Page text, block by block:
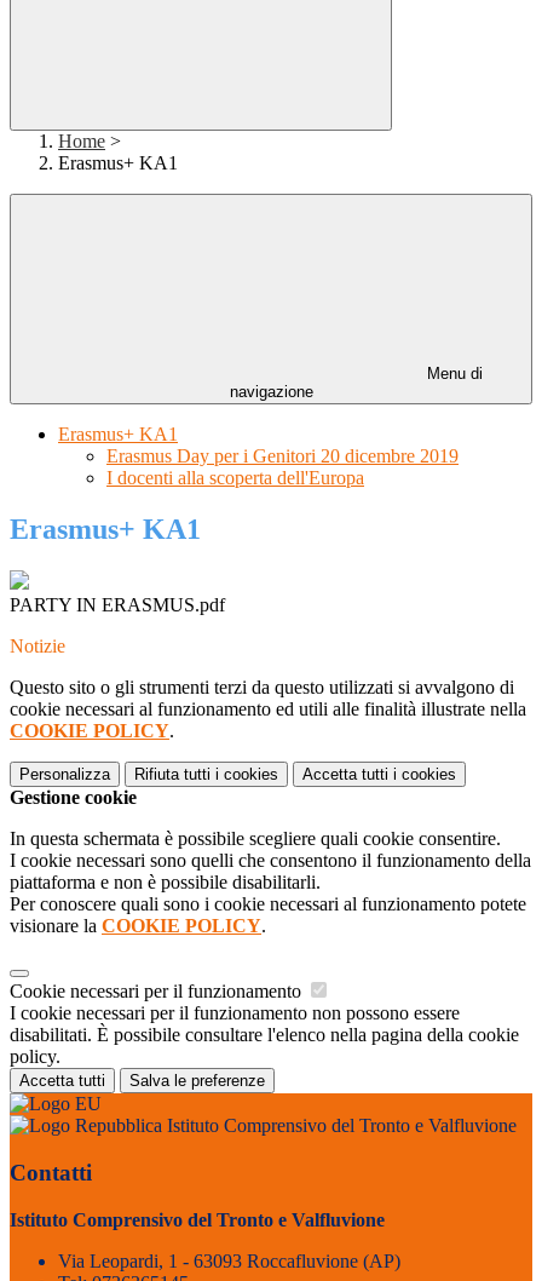
Home >
Erasmus+ KA1
Menu di
navigazione
Erasmus+ KA1
Erasmus Day per i Genitori 20 dicembre 2019
I docenti alla scoperta dell'Europa
Erasmus+ KA1
PARTY IN ERASMUS.pdf
Notizie
Questo sito o gli strumenti terzi da questo utilizzati si avvalgono di
cookie necessari al funzionamento ed utili alle finalità illustrate nella
COOKIE POLICY.
Personalizza Rifiuta tutti i cookies Accetta tutti i cookies
Gestione cookie
In questa schermata è possibile scegliere quali cookie consentire.
I cookie necessari sono quelli che consentono il funzionamento della
piattaforma e non è possibile disabilitarli.
Per conoscere quali sono i cookie necessari al funzionamento potete
visionare la COOKIE POLICY.
Cookie necessari per il funzionamento
I cookie necessari per il funzionamento non possono essere
disabilitati. È possibile consultare l'elenco nella pagina della cookie
policy.
Accetta tutti Salva le preferenze
Istituto Comprensivo del Tronto e Valfluvione
Contatti
Istituto Comprensivo del Tronto e Valfluvione
Via Leopardi, 1 - 63093 Roccafluvione (AP)